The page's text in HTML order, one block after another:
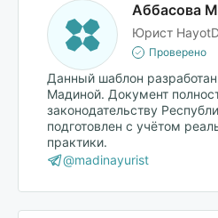
Аббасова
Юрист
Проверено
Данный шаблон
Мадиной. Документ
законодательству
подготовлен с учётом
практики.
@madinayurist